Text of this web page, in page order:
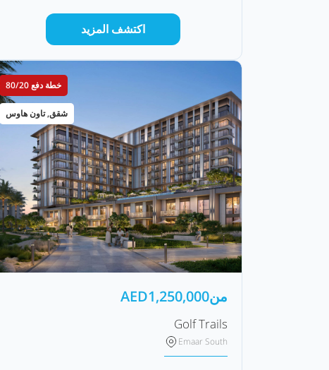
اكتشف المزيد
خطة دفع 80/20
شقق, تاون هاوس
من AED1,250,000
Golf Trails
Emaar South